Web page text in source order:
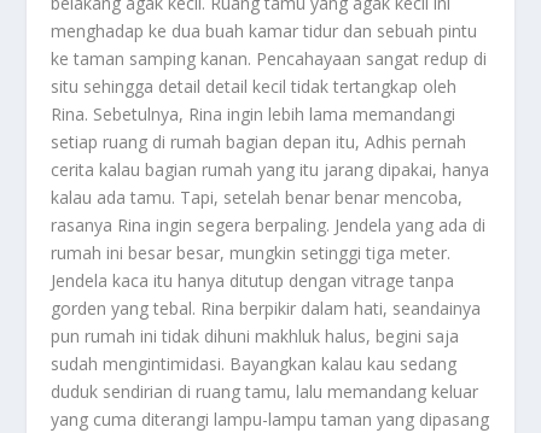
menghadap ke dua buah kamar tidur dan sebuah pintu
ke taman samping kanan. Pencahayaan sangat redup di
situ sehingga detail detail kecil tidak tertangkap oleh
Rina. Sebetulnya, Rina ingin lebih lama memandangi
setiap ruang di rumah bagian depan itu, Adhis pernah
cerita kalau bagian rumah yang itu jarang dipakai, hanya
kalau ada tamu. Tapi, setelah benar benar mencoba,
rasanya Rina ingin segera berpaling. Jendela yang ada di
rumah ini besar besar, mungkin setinggi tiga meter.
Jendela kaca itu hanya ditutup dengan vitrage tanpa
gorden yang tebal. Rina berpikir dalam hati, seandainya
pun rumah ini tidak dihuni makhluk halus, begini saja
sudah mengintimidasi. Bayangkan kalau kau sedang
duduk sendirian di ruang tamu, lalu memandang keluar
yang cuma diterangi lampu-lampu taman yang dipasang